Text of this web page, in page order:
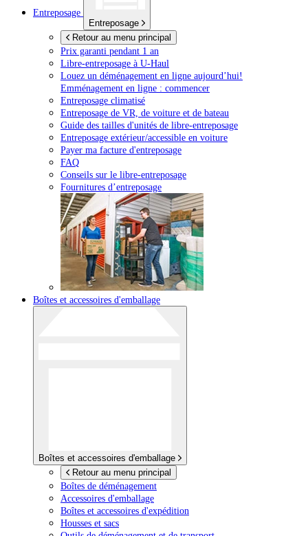
Entreposage
Entreposage
Retour au menu principal
Prix garanti pendant 1 an
Libre-entreposage à U-Haul
Louez un déménagement en ligne aujourd’hui!
Emménagement en ligne : commencer
Entreposage climatisé
Entreposage de VR, de voiture et de bateau
Guide des tailles d'unités de libre-entreposage
Entreposage extérieur/accessible en voiture
Payer ma facture d'entreposage
FAQ
Conseils sur le libre-entreposage
Fournitures d’entreposage
Boîtes et accessoires d'emballage
Boîtes et accessoires d'emballage
Retour au menu principal
Boîtes de déménagement
Accessoires d'emballage
Boîtes et accessoires d'expédition
Housses et sacs